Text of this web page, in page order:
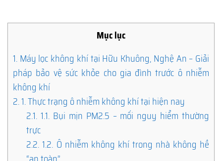
Mục lục
1. Máy lọc không khí tại Hữu Khuông, Nghệ An – Giải
pháp bảo vệ sức khỏe cho gia đình trước ô nhiễm
không khí
2.1. Thực trạng ô nhiễm không khí tại hiện nay
2.1. 1.1. Bụi mịn PM2.5 – mối nguy hiểm thường
trực
2.2. 1.2. Ô nhiễm không khí trong nhà không hề